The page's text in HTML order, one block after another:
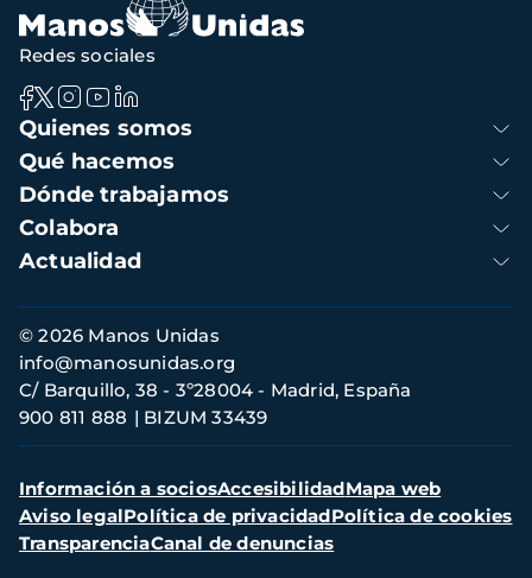
navegación
Navegación
principal
Quienes somos
Qué hacemos
Dónde trabajamos
Colabora
Actualidad
Redes sociales
Información
de
contacto
© 2026 Manos Unidas
C/ Barquillo, 38 - 3º28004 - Madrid, España
900 811 888
BIZUM 33439
info@manosunidas.org
Menú
secundario
Información a sociosAccesibilidadMapa web
Aviso legalPolítica de privacidadPolítica de cookies
TransparenciaCanal de denuncias